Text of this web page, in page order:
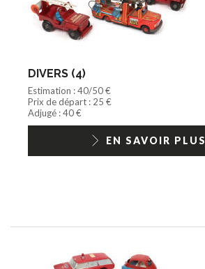
DIVERS (4)
Estimation : 40/50 €
Prix de départ : 25 €
Adjugé : 40 €
EN SAVOIR PLUS